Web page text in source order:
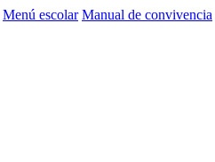
Menú escolar Manual de convivencia